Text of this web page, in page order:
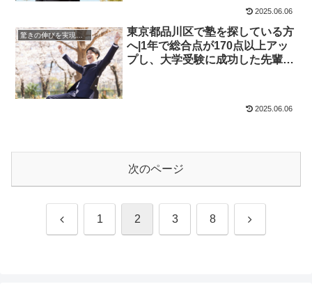
2025.06.06
驚きの伸びを実現｜先輩列伝
東京都品川区で塾を探している方
へ|1年で総合点が170点以上アッ
プし、大学受験に成功した先輩に
2025.06.06
次のページ
前 1 2 3 8 次